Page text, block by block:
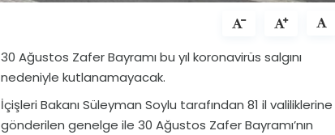
30 Ağustos Zafer Bayramı bu yıl koronavirüs salgını
nedeniyle kutlanamayacak.
İçişleri Bakanı Süleyman Soylu tarafından 81 il valiliklerine
gönderilen genelge ile 30 Ağustos Zafer Bayramı’nın